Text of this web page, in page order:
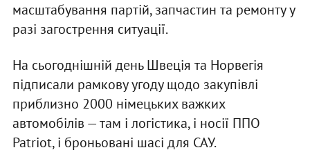
масштабування партій, запчастин та ремонту у
разі загострення ситуації.
На сьогоднішній день Швеція та Норвегія
підписали рамкову угоду щодо закупівлі
приблизно 2000 німецьких важких
автомобілів — там і логістика, і носії ППО
Patriot, і броньовані шасі для САУ.